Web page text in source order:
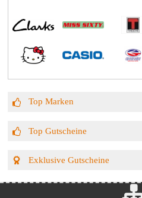
Top Marken
Top Gutscheine
Exklusive Gutscheine